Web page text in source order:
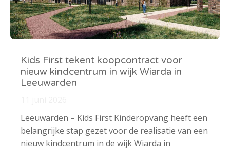
Kids First tekent koopcontract voor
nieuw kindcentrum in wijk Wiarda in
Leeuwarden
Leeuwarden – Kids First Kinderopvang heeft een
belangrijke stap gezet voor de realisatie van een
nieuw kindcentrum in de wijk Wiarda in